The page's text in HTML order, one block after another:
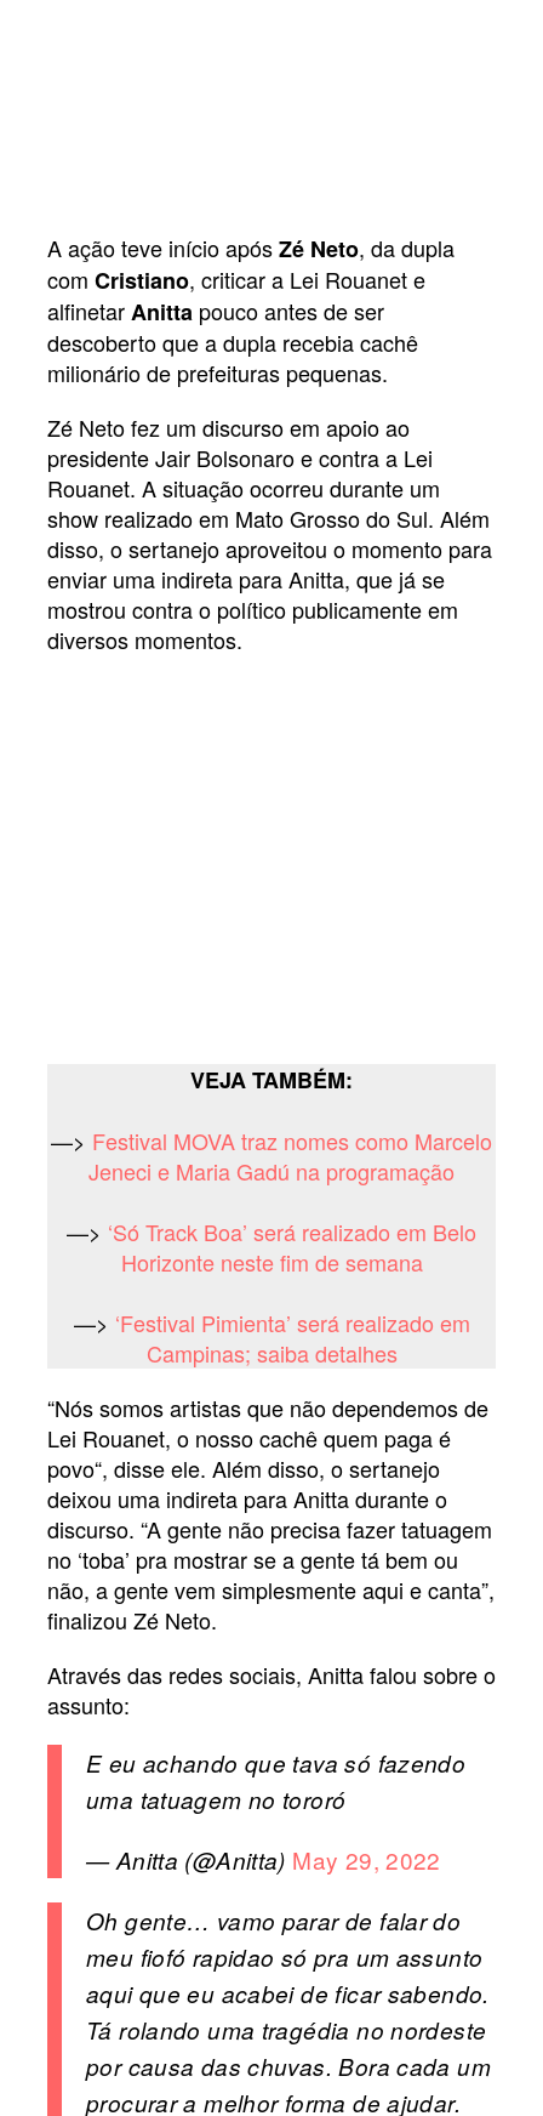
A ação teve início apósZé Neto, da dupla
com Cristiano, criticar a Lei Rouanet e
alfinetarAnitta pouco antes de ser
descoberto que a dupla recebia cachê
milionário de prefeituras pequenas.
Zé Neto fez um discurso em apoio ao
presidente Jair Bolsonaro e contra a Lei
Rouanet. A situação ocorreu durante um
show realizado em Mato Grosso do Sul. Além
disso, o sertanejo aproveitou o momento para
enviar uma indireta para Anitta, que já se
mostrou contra o político publicamente em
diversos momentos.
VEJA TAMBÉM:
—> Festival MOVA traz nomes como Marcelo
Jeneci e Maria Gadú na programação
—> ‘Só Track Boa’ será realizado em Belo
Horizonte neste fim de semana
—> ‘Festival Pimienta’ será realizado em
Campinas; saiba detalhes
“Nós somos artistas que não dependemos de
Lei Rouanet, o nosso cachê quem paga é
povo“, disse ele. Além disso, o sertanejo
deixou uma indireta para Anitta durante o
discurso. “A gente não precisa fazer tatuagem
no ‘toba’ pra mostrar se a gente tá bem ou
não, a gente vem simplesmente aqui e canta”,
finalizou Zé Neto.
Através das redes sociais, Anitta falou sobre o
assunto:
E eu achando que tava só fazendo
uma tatuagem no tororó
— Anitta (@Anitta) May 29, 2022
Oh gente… vamo parar de falar do
meu fiofó rapidao só pra um assunto
aqui que eu acabei de ficar sabendo.
Tá rolando uma tragédia no nordeste
por causa das chuvas. Bora cada um
procurar a melhor forma de ajudar.